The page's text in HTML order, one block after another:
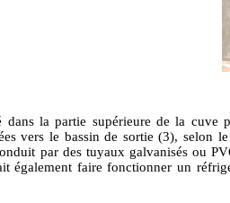
la partie supérieure de la cuve
vers le bassin de sortie (3), selon
par des tuyaux galvanisés ou
également faire fonctionner un